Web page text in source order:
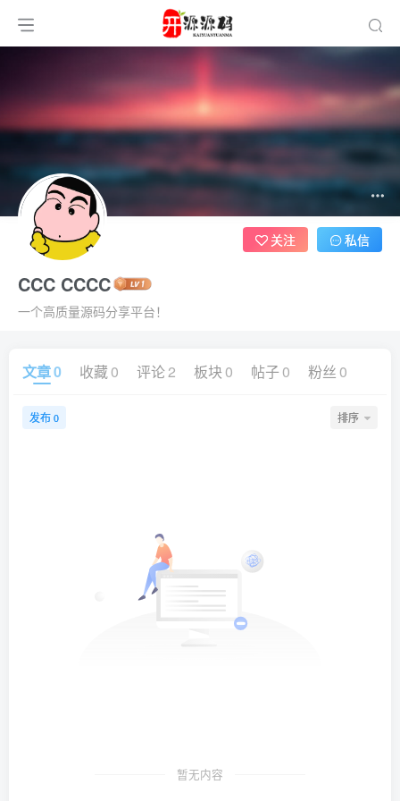
CCC CCCC
一个高质量源码分享平台！
关注 私信
文章0 收藏0 评论2 板块 0 帖子0 粉丝 0
发布 0 排序
暂无内容